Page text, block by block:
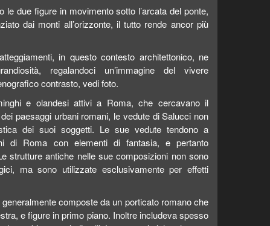
le due figure in movimento sotto l’arcata del ponte,
dai monti all’orizzonte, il tutto rende ancor più
in questo contesto architettonico, ne
regalandoci un’immagine del vivere
contrasto, vedi foto.
e olandesi attivi a Roma, che cercavano il
paesaggi urbani romani, le vedute di Salucci non
dei suoi soggetti. Le sue vedute tendono a
di Roma con elementi di fantasia, e pertanto
strutture antiche nelle sue composizioni non sono
ma sono utilizzate esclusivamente per effetti
composte da un porticato romano che
e figure in primo piano. Inoltre includeva spesso